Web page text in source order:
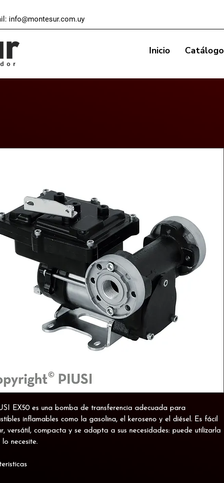
info@montesur.com.uy
Inicio Catálogo
EX50 es una bomba de transferencia adecuada para
inflamables como la gasolina, el keroseno y el diésel. Es fácil
versátil, compacta y se adapta a sus necesidades: puede utilizarla
necesite.